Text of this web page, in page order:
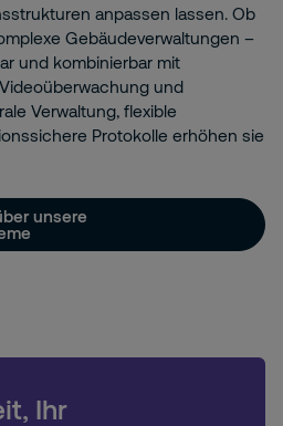
anpassen lassen. Ob
Gebäudeverwaltungen –
und kombinierbar mit
und
Verwaltung, flexible
Protokolle erhöhen sie
unsere
Ihr